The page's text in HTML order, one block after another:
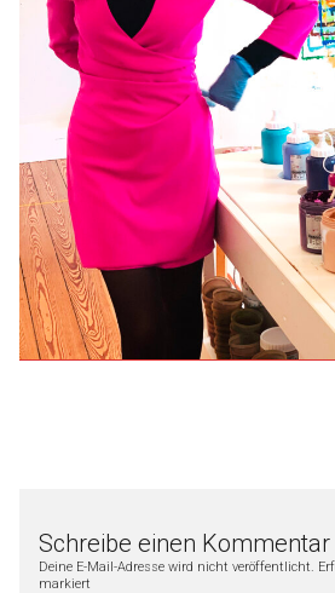
Schreibe einen Kommentar
Deine E-Mail-Adresse wird nicht veröffentlicht.
markiert